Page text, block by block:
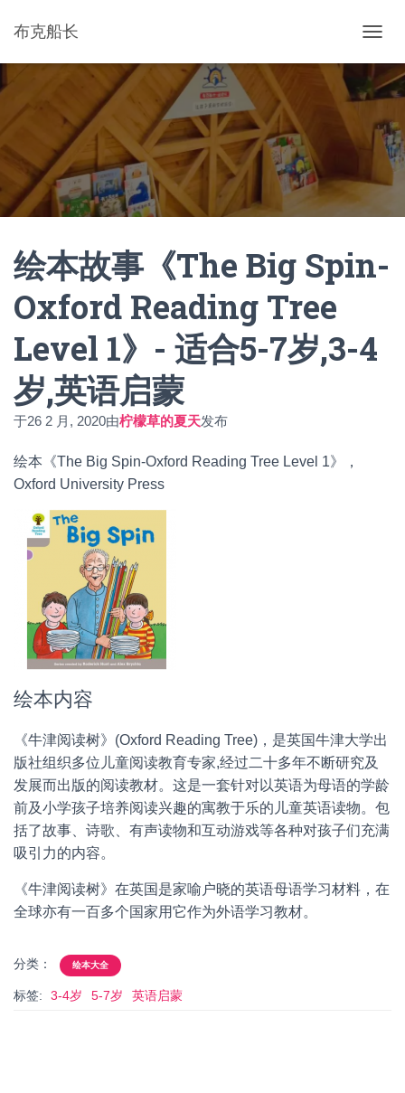
布克船长
换
航
绘本故事《The Big Spin-
Oxford Reading Tree
Level 1》- 适合5-7岁,3-4
岁,英语启蒙
于26 2 月, 2020由柠檬草的夏天发布
绘本《The Big Spin-Oxford Reading Tree Level 1》，
Oxford University Press
绘本内容
《牛津阅读树》(Oxford Reading Tree)，是英国牛津大学出
版社组织多位儿童阅读教育专家,经过二十多年不断研究及
发展而出版的阅读教材。这是一套针对以英语为母语的学龄
前及小学孩子培养阅读兴趣的寓教于乐的儿童英语读物。包
括了故事、诗歌、有声读物和互动游戏等各种对孩子们充满
吸引力的内容。
《牛津阅读树》在英国是家喻户晓的英语母语学习材料，在
全球亦有一百多个国家用它作为外语学习教材。
分类： 绘本大全
标签: 3-4岁 5-7岁 英语启蒙